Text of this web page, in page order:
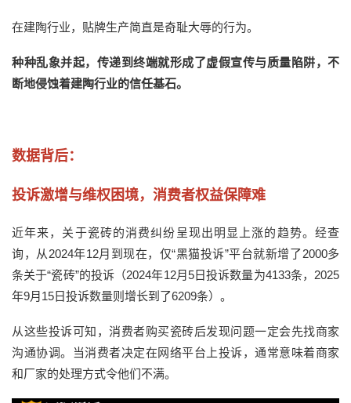
在建陶行业，贴牌生产简直是奇耻大辱的行为。
种种乱象并起，传递到终端就形成了虚假宣传与质量陷阱，不
断地侵蚀着建陶行业的信任基石。
数据背后：
投诉激增与维权困境，消费者权益保障难
近年来，关于瓷砖的消费纠纷呈现出明显上涨的趋势。 经查
询，从2024年12月到现在， 仅“黑猫投诉”平台就新增了2000多
条关于“瓷砖”的投诉 （2024年12月5日投诉数量为4133条，2025
年9月15日投诉数量则增长到了6209条） 。
从这些投诉可知，消费者购买瓷砖后发现问题一定会先找商家
沟通协调。
当消费者决定在网络平台上投诉，通常意味着商家
和厂家的处理方式令他们不满。